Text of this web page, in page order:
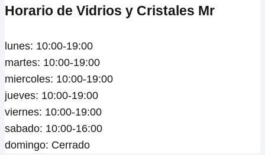
Horario de Vidrios y Cristales Mr
lunes: 10:00-19:00
martes: 10:00-19:00
miercoles: 10:00-19:00
jueves: 10:00-19:00
viernes: 10:00-19:00
sabado: 10:00-16:00
domingo: Cerrado